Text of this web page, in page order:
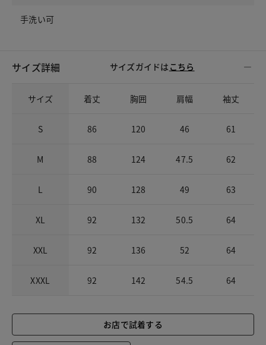
手洗い可
サイズ詳細 サイズガイドは こちら
サイズ 着丈 胸囲 肩幅 袖丈
S 86 120 46 61
M 88 124 47.5 62
L 90 128 49 63
XL 92 132 50.5 64
XXL 92 136 52 64
XXXL 92 142 54.5 64
お店で試着する